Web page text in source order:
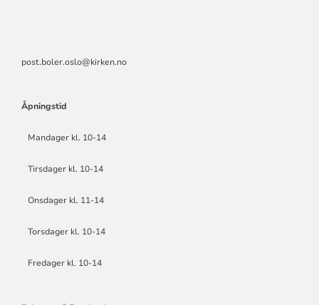
post.boler.oslo@kirken.no
Åpningstid
Mandager kl. 10-14
Tirsdager kl. 10-14
Onsdager kl. 11-14
Torsdager kl. 10-14
Fredager kl. 10-14